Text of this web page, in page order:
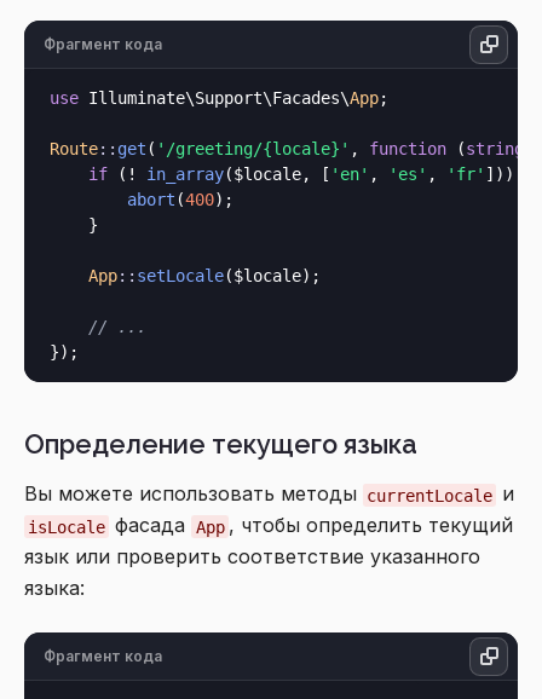
Фрагмент кода
use Illuminate\Support\Facades\App;
Route:: get ( '/greeting/{locale}' , function (string
if (! in_array($locale, [ 'en' , 'es' , 'fr' ])) {
abort (400);
    }
App:: setLocale($locale);
// ...
Определение текущего языка
Вы можете использовать методы currentLocale и
isLocale фасада App , чтобы определить текущий
язык или проверить соответствие указанного
языка:
Фрагмент кода